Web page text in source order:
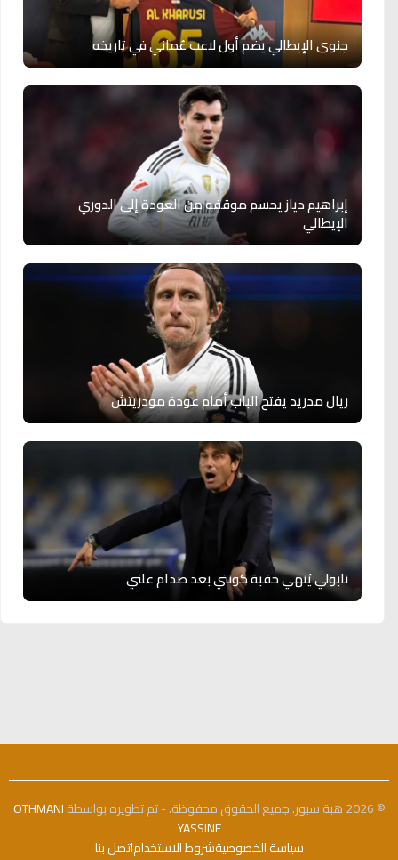
جنوى الإيطالي يضم أول لاعب عُماني في تاريخه
إبراهيم دياز يحسم موقفه من العودة إلى الدوري
الإيطالي
ريال مدريد يفتح الباب أمام عودة مودريتش
نابولي يُنهي حقبة كونتي بعد صدام علني
© 2026 هبة سبور. جميع الحقوق محفوظة. - تم تطويره بواسطة
OTHMANI
YASSINE
سياسة الخصوصيةشروط الاستخداماتصل بنا